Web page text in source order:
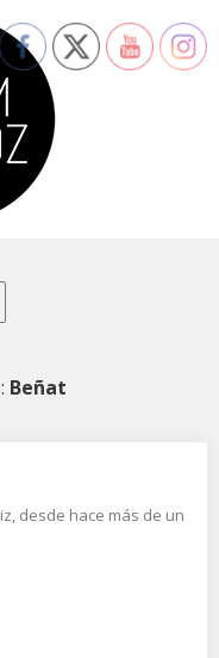
Beñat
desde hace más de un